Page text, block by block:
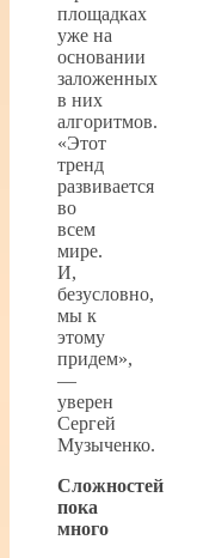
площадках
уже на
основании
заложенных
в них
алгоритмов.
«Этот
тренд
развивается
во
всем
мире.
И,
безусловно,
мы к
этому
придем»,
—
уверен
Сергей
Музыченко.
Сложностей
пока
много